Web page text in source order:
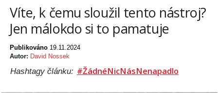
Víte, k čemu sloužil tento nástroj?
Jen málokdo si to pamatuje
Publikováno 19.11.2024
Autor: David Nossek
Hashtagy článku: #ŽádnéNicNásNenapadlo